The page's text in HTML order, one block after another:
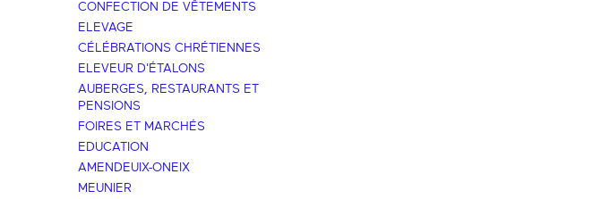
CONFECTION DE VÊTEMENTS
ELEVAGE
CÉLÉBRATIONS CHRÉTIENNES
ELEVEUR D'ÉTALONS
AUBERGES, RESTAURANTS ET
PENSIONS
FOIRES ET MARCHÉS
EDUCATION
AMENDEUIX-ONEIX
MEUNIER